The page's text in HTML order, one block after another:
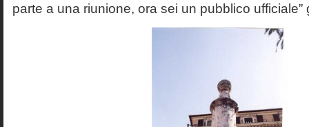
parte a una riunione, ora sei un pubblico ufficiale”